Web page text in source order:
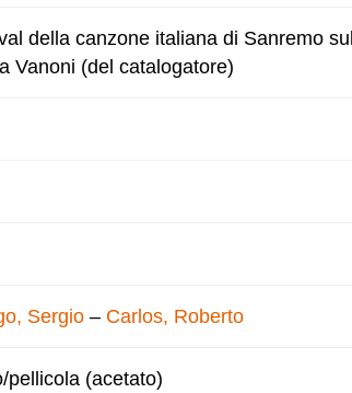
della canzone italiana di Sanremo
Vanoni (del catalogatore)
Sergio – Carlos, Roberto
pellicola (acetato)